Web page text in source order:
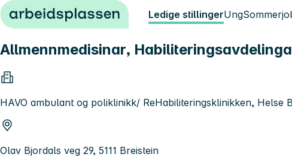
Hopp til innhold Ledige stillingerUng
Allmennmedisinar,
HAVO ambulant og poliklinikk/ ReHabiliteringsklinikken, Helse
Olav Bjordals veg 29, 5111 Breistein